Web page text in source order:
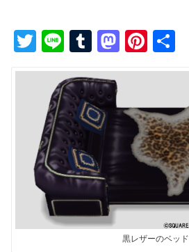
T
er
Li
e
T
m
bl
r
M
o
d
o
Pi
e
st
黒レザーのベッド